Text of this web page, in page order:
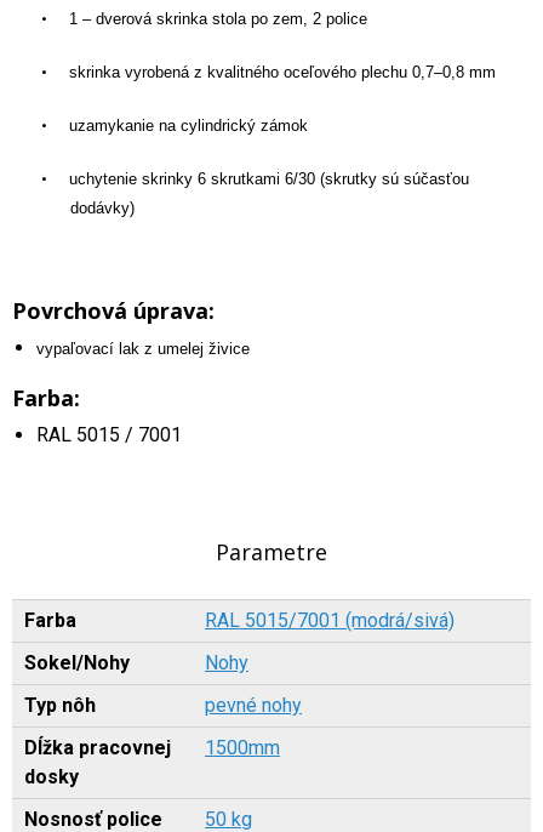
• 1 – dverová skrinka stola po zem, 2 police
• skrinka vyrobená z kvalitného oceľového plechu 0,7–0,8 mm
• uzamykanie na cylindrický zámok
•
uchytenie skrinky 6 skrutkami 6/30 (skrutky sú súčasťou
dodávky)
Povrchová úprava:
vypaľovací lak z umelej živice
Farba:
RAL 5015 / 7001
Parametre
Farba
RAL 5015/7001 (modrá/sivá)
Sokel/Nohy
Nohy
Typ nôh
pevné nohy
Dĺžka pracovnej
dosky
1500mm
Nosnosť police
50 kg